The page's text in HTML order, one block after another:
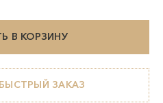
В КОРЗИНУ
ЗАКАЗ